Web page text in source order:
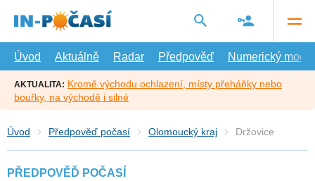
hlavní
Úvod
Aktuálně Radar Předpověď Numerický model
AKTUALITA: Kromě východu ochlazení, místy přeháňky nebo
bouřky, na východě i silné
Úvod Předpověď počasí Olomoucký kraj Držovice
PŘEDPOVĚĎ POČASÍ